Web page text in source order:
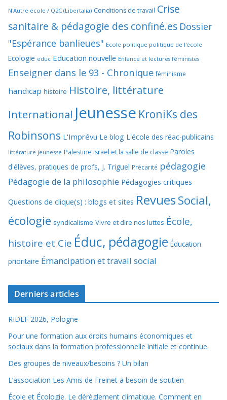
N'Autre école / Q2C (Libertalia) Conditions de travail Crise
sanitaire & pédagogie des confiné.es Dossier
"Espérance banlieues" Ecole politique politique de l'école
Ecologie educ Education nouvelle Enfance et lectures féministes
Enseigner dans le 93 - Chronique féminisme
handicap histoire Histoire, littérature
International Jeunesse KroniKs des
Robinsons L'Imprévu Le blog L'école des réac-publicains
littérature jeunesse Palestine Israël et la salle de classe Paroles
d'élèves, pratiques de profs, J. Triguel Précarité pédagogie
Pédagogie de la philosophie Pédagogies critiques
Questions de clique(s) : blogs et sites RevuesSocial,
écologie syndicalisme Vivre et dire nos luttes École,
histoire et Cie Éduc, pédagogie Éducation
prioritaire Émancipation et travail social
Derniers articles
RIDEF 2026, Pologne
Pour une formation aux droits humains économiques et
sociaux dans la formation professionnelle initiale et continue.
Des groupes de niveaux/besoins ? Un bilan
L’association Les Amis de Freinet a besoin de soutien
École et Écologie. Le dérèglement climatique. Comment en